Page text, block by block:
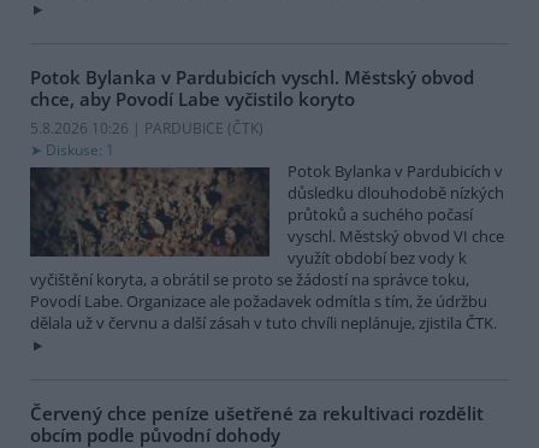
Potok Bylanka v Pardubicích vyschl. Městský obvod
chce, aby Povodí Labe vyčistilo koryto
5.8.2026 10:26 | PARDUBICE (ČTK)
Diskuse: 1
Potok Bylanka v Pardubicích v
důsledku dlouhodobě nízkých
průtoků a suchého počasí
vyschl. Městský obvod VI chce
využít období bez vody k
vyčištění koryta, a obrátil se proto se žádostí na správce toku,
Povodí Labe. Organizace ale požadavek odmítla s tím, že údržbu
dělala už v červnu a další zásah v tuto chvíli neplánuje, zjistila ČTK.
Červený chce peníze ušetřené za rekultivaci rozdělit
obcím podle původní dohody